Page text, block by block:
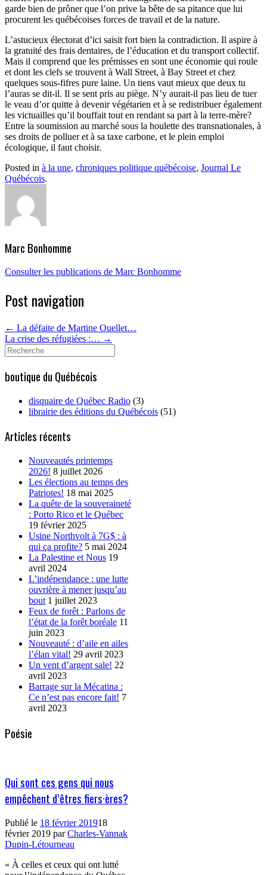
garde bien de prôner que l’on prive la bête de sa pitance que lui
procurent les québécoises forces de travail et de la nature.
L’astucieux électorat d’ici saisit fort bien la contradiction. Il aspire à
la gratuité des frais dentaires, de l’éducation et du transport collectif.
Mais il comprend que les prémisses en sont une économie qui roule
et dont les clefs se trouvent à Wall Street, à Bay Street et chez
quelques sous-fifres pure laine. Un tiens vaut mieux que deux tu
l’auras se dit-il. Il se sent pris au piège. N’y aurait-il pas lieu de tuer
le veau d’or quitte à devenir végétarien et à se redistribuer également
les victuailles qu’il bouffait tout en rendant sa part à la terre-mère?
Entre la soumission au marché sous la houlette des transnationales, à
ses droits de polluer et à sa taxe carbone, et le plein emploi
écologique, il faut choisir.
Posted in à la une, chroniques politique québécoise, Journal Le
Québécois.
Marc Bonhomme
Consulter les publications de Marc Bonhomme
Post navigation
← La défaite de Martine Ouellet…
La crise des réfugiées :… →
Search
for:
boutique du Québécois
disquaire de Québec Radio (3)
librairie des éditions du Québécois (51)
Articles récents
Nouveautés printemps
2026! 8 juillet 2026
Les élections au temps des
Patriotes! 18 mai 2025
La quête de la souveraineté
: Porto Rico et le Québec
19 février 2025
Usine Northvolt à 7G$ : à
qui ça profite? 5 mai 2024
La Palestine et Nous 19
avril 2024
L’indépendance : une lutte
ouvrière à mener jusqu’au
bout 1 juillet 2023
Feux de forêt : Parlons de
l’état de la forêt boréale 11
juin 2023
Nouveauté : d’aile en ailes
l’élan vital! 29 avril 2023
Un vent d’argent sale! 22
avril 2023
Barrage sur la Mécatina :
Ce n’est pas encore fait! 7
avril 2023
Poésie
Qui sont ces gens qui nous
empêchent d’êtres fiers·ères?
Publié le 18 février 201918
février 2019 parCharles-Vannak
Dupin-Létourneau
« À celles et ceux qui ont lutté